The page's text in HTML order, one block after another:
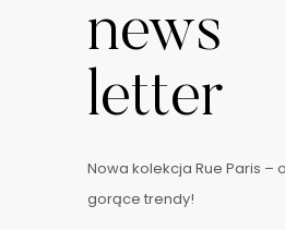
news
letter
Nowa kolekcja Rue Paris –
gorące trendy!